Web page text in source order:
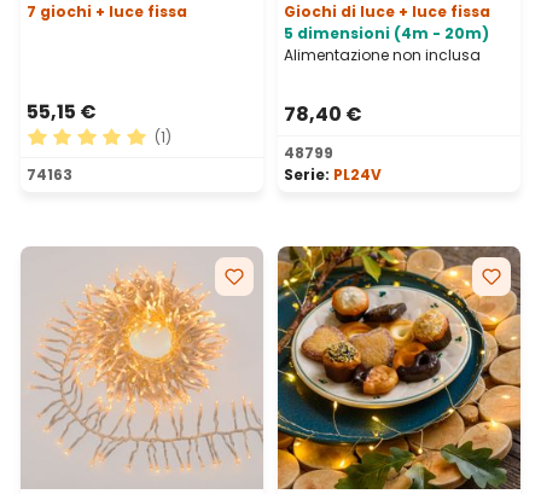
7 giochi + luce fissa
55,15 €
Valutazione media di 5 su 5 stelle
(1)
74163
Giochi di luce + luce fissa
5 dimensioni (4m - 20m)
Alimentazione non inclusa
78,40 €
48799
Serie: PL24V